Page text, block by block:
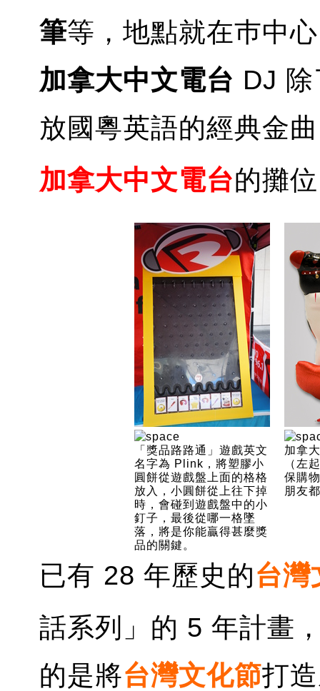
筆等，地點就在巿中
加拿大中文電台 DJ
放國粵英語的經典金
加拿大中文電台的攤
「獎品路路通」遊戲英文
名字為 Plink，將塑膠小
圓餅從遊戲盤上面的格格
放入，小圓餅從上往下掉
時，會碰到遊戲盤中的小
釘子，最後從哪一格墜
落，將是你能贏得甚麼獎
品的關鍵。
加拿
（左
保購
朋友
已有 28 年歷史的台灣
話系列」的 5 年計畫
的是將台灣文化節打